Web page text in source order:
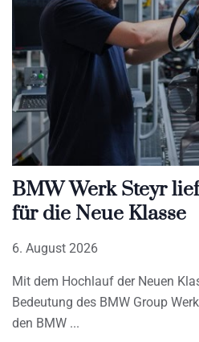
BMW Werk Steyr
für die Neue Klasse
6. August 2026
Mit dem Hochlauf der Neuen
Bedeutung des BMW Group
den BMW